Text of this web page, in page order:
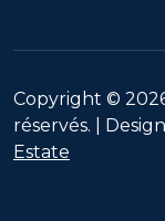
Copyright ©
réservés. |
Estate